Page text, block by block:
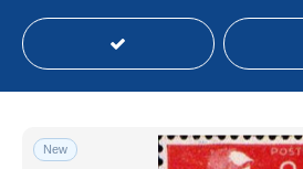
±
Status
New